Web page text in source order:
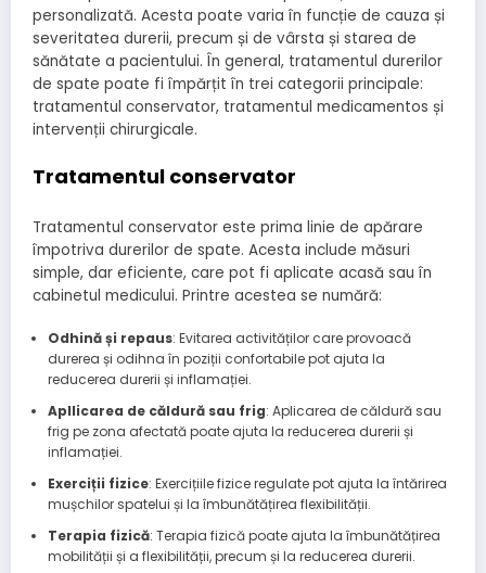
personalizată. Acesta poate varia în funcție de cauza și
severitatea durerii, precum și de vârsta și starea de
sănătate a pacientului. În general, tratamentul durerilor
de spate poate fi împărțit în trei categorii principale:
tratamentul conservator, tratamentul medicamentos și
intervenții chirurgicale.
Tratamentul conservator
Tratamentul conservator este prima linie de apărare
împotriva durerilor de spate. Acesta include măsuri
simple, dar eficiente, care pot fi aplicate acasă sau în
cabinetul medicului. Printre acestea se numără:
Odhină și repaus: Evitarea activităților care provoacă
durerea și odihna în poziții confortabile pot ajuta la
reducerea durerii și inflamației.
Apllicarea de căldură sau frig: Aplicarea de căldură sau
frig pe zona afectată poate ajuta la reducerea durerii și
inflamației.
Exerciții fizice: Exercițiile fizice regulate pot ajuta la întărirea
mușchilor spatelui și la îmbunătățirea flexibilității.
Terapia fizică: Terapia fizică poate ajuta la îmbunătățirea
mobilității și a flexibilității, precum și la reducerea durerii.